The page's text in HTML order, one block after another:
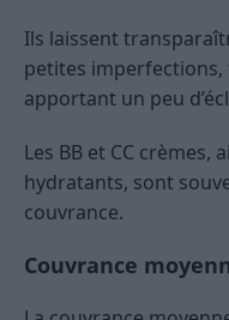
Ils laissent
petites
apportant un peu
Les BB et CC crèmes,
hydratants, sont
couvrance.
Couvrance